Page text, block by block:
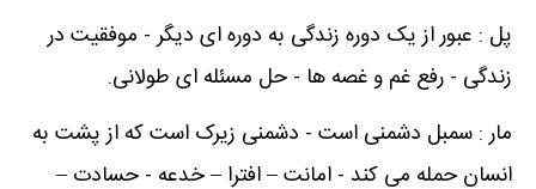
پل : عبور از یک دوره زندگی به دوره ای دیگر - موفقیت در
زندگی - رفع غم و غصه ها - حل مسئله ای طولانی.
مار : سمبل دشمنی است - دشمنی زیرک است که از پشت به
انسان حمله می کند - امانت – افترا – خدعه - حسادت –